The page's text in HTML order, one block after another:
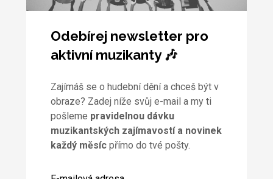
Odebírej newsletter pro
aktivní muzikanty 🎶
Zajímáš se o hudební dění a chceš být v
obraze? Zadej níže svůj e-mail a my ti
pošleme pravidelnou dávku
muzikantských zajímavostí a novinek
každý měsícpřímo do tvé pošty.